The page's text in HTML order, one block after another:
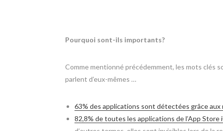
Pourquoi sont-ils importants?
Comme mentionné précédemment, les mots clés
parlent d’eux-mêmes …
63% des applications sont détectées grâce
82,8% de toutes les applications de l’App Store